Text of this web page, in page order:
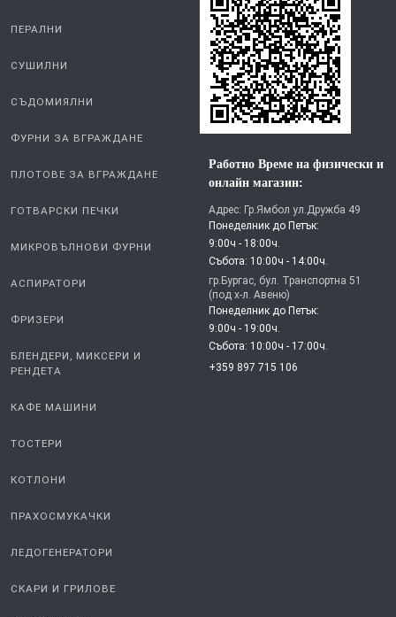
ПЕРАЛНИ
СУШИЛНИ
СЪДОМИЯЛНИ
ФУРНИ ЗА ВГРАЖДАНЕ
ПЛОТОВЕ ЗА ВГРАЖДАНЕ
ГОТВАРСКИ ПЕЧКИ
МИКРОВЪЛНОВИ ФУРНИ
АСПИРАТОРИ
ФРИЗЕРИ
БЛЕНДЕРИ, МИКСЕРИ И
РЕНДЕТА
КАФЕ МАШИНИ
ТОСТЕРИ
КОТЛОНИ
ПРАХОСМУКАЧКИ
ЛЕДОГЕНЕРАТОРИ
СКАРИ И ГРИЛОВЕ
Работно Време на физически и
онлайн магазин:
Адрес: Гр.Ямбол ул.Дружба 49
Понеделник до Петък:
9:00ч - 18:00ч.
Събота: 10:00ч - 14:00ч.
гр.Бургас, бул. Транспортна 51
(под х-л. Авеню)
Понеделник до Петък:
9:00ч - 19:00ч.
Събота: 10:00ч - 17:00ч.
+359 897 715 106